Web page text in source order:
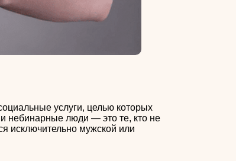
услуги, целью которых
небинарные люди — это те, кто не
исключительно мужской или